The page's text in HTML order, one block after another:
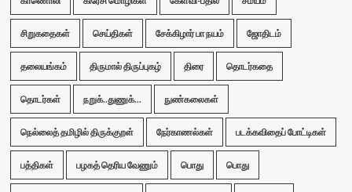
சிறுகதைகள் செய்திகள் சேக்கிழார் பா நயம் ஜோதிடம்
தலையங்கம் திருமால் திருப்புகழ் திரை தொடர்கதை
தொடர்கள் நறுக்..துணுக்... நுண்கலைகள்
நெல்லைத் தமிழில் திருக்குறள் நேர்காணல்கள் படக்கவிதைப் போட்டிகள்
பத்திகள் பழகத் தெரிய வேணும் பொது பொது